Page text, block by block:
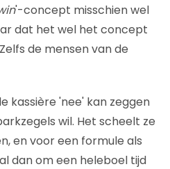
'-concept misschien wel
dat het wel het concept
de mensen van de
kassière 'nee' kan zeggen
wil. Het scheelt ze
en voor een formule als
dan om een heleboel tijd